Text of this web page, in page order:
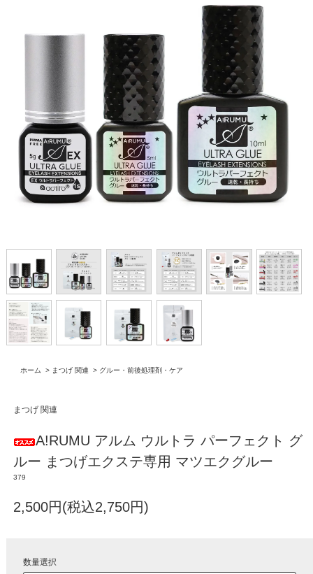
ホーム > まつげ 関連 > グルー・前後処理剤・ケア
まつげ 関連
A!RUMU アルム ウルトラ パーフェクト グ
ルー まつげエクステ専用 マツエクグルー
379
2,500円(税込2,750円)
数量選択